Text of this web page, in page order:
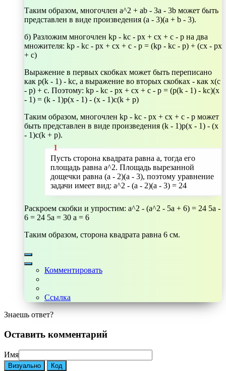
Таким образом, многочлен a^2 + ab - 3a - 3b может быть
представлен в виде произведения (a - 3)(a + b - 3).
б) Разложим многочлен kp - kc - px + cx + c - p на два
множителя: kp - kc - px + cx + c - p = (kp - kc - p) + (cx - px
+ c)
Выражение в первых скобках может быть переписано
как p(k - 1) - kc, а выражение во вторых скобках - как x(c
- p) + c. Поэтому: kp - kc - px + cx + c - p = (p(k - 1) - kc)(x
- 1) = (k - 1)p(x - 1) - (x - 1)c(k + p)
Таким образом, многочлен kp - kc - px + cx + c - p может
быть представлен в виде произведения (k - 1)p(x - 1) - (x
- 1)c(k + p).
Пусть сторона квадрата равна a, тогда его
площадь равна a^2. Площадь вырезанной
дощечки равна (a - 2)(a - 3), поэтому уравнение
задачи имеет вид: a^2 - (a - 2)(a - 3) = 24
Раскроем скобки и упростим: a^2 - (a^2 - 5a + 6) = 24 5a -
6 = 24 5a = 30 a = 6
Таким образом, сторона квадрата равна 6 см.
Комментировать
Ссылка
Знаешь ответ?
Оставить комментарий
Имя
Визуально Код